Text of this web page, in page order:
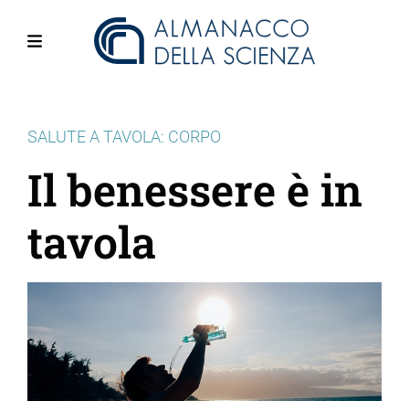
SALUTE A TAVOLA: CORPO
Il benessere è in
tavola